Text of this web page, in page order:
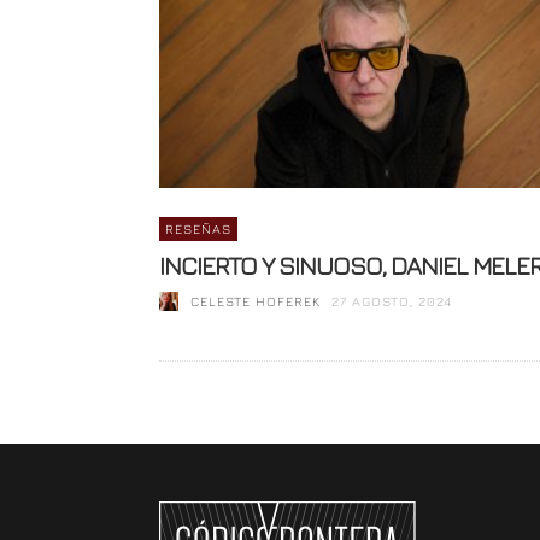
RESEÑAS
INCIERTO Y SINUOSO, DANIEL
CELESTE HOFEREK 27 AGOSTO, 2024